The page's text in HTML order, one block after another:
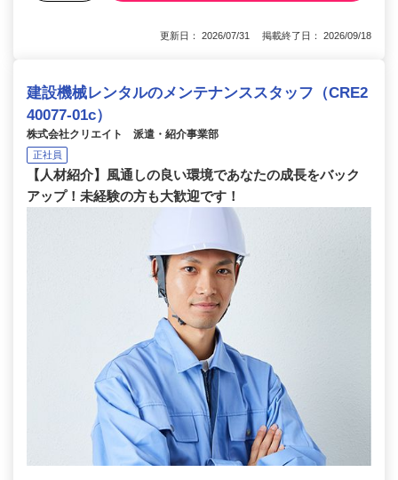
更新日： 2026/07/31 掲載終了日： 2026/09/18
建設機械レンタルのメンテナンススタッフ（CRE2
40077-01c）
株式会社クリエイト 派遣・紹介事業部
正社員
【人材紹介】風通しの良い環境であなたの成長をバック
アップ！未経験の方も大歓迎です！